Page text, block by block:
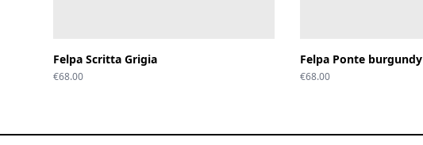
Felpa Scritta Grigia
€68.00
Felpa Ponte burgundy
€68.00